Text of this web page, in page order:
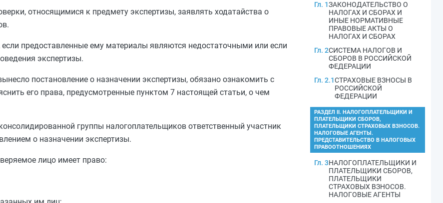
относящимися к предмету экспертизы, заявлять ходатайства о
предоставленные ему материалы являются недостаточными или если
экспертизы.
постановление о назначении экспертизы, обязано ознакомить с
его права, предусмотренные пунктом 7 настоящей статьи, о чем
группы налогоплательщиков ответственный участник
о назначении экспертизы.
лицо имеет право:
Гл. 1ЗАКОНОДАТЕЛЬСТВО О
НАЛОГАХ И СБОРАХ И
ИНЫЕ НОРМАТИВНЫЕ
ПРАВОВЫЕ АКТЫ О
НАЛОГАХ И СБОРАХ
Гл. 2СИСТЕМА НАЛОГОВ И
СБОРОВ В РОССИЙСКОЙ
ФЕДЕРАЦИИ
Гл. 2.1СТРАХОВЫЕ ВЗНОСЫ В
РОССИЙСКОЙ
ФЕДЕРАЦИИ
РАЗДЕЛ II. НАЛОГОПЛАТЕЛЬЩИКИ И
ПЛАТЕЛЬЩИКИ СБОРОВ,
ПЛАТЕЛЬЩИКИ СТРАХОВЫХ ВЗНОСОВ.
НАЛОГОВЫЕ АГЕНТЫ.
ПРЕДСТАВИТЕЛЬСТВО В НАЛОГОВЫХ
ПРАВООТНОШЕНИЯХ
Гл. 3НАЛОГОПЛАТЕЛЬЩИКИ И
ПЛАТЕЛЬЩИКИ СБОРОВ,
ПЛАТЕЛЬЩИКИ
СТРАХОВЫХ ВЗНОСОВ.
НАЛОГОВЫЕ АГЕНТЫ